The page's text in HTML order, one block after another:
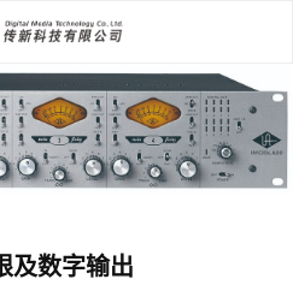
及数字输出